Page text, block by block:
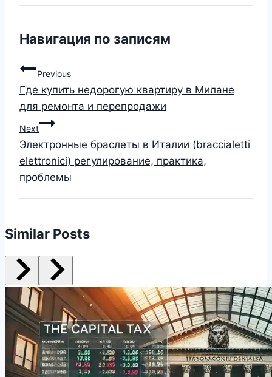
Навигация по записям
Previous
Где купить недорогую квартиру в Милане
для ремонта и перепродажи
Next
Электронные браслеты в Италии (braccialetti
elettronici) регулирование, практика,
проблемы
Similar Posts